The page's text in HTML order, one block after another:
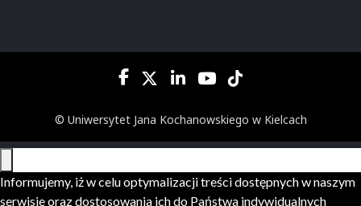
© Uniwersytet Jana Kochanowskiego w Kielcach
Informujemy, iż w celu optymalizacji treści dostępnych w naszym
serwisie oraz dostosowania ich do Państwa indywidualnych